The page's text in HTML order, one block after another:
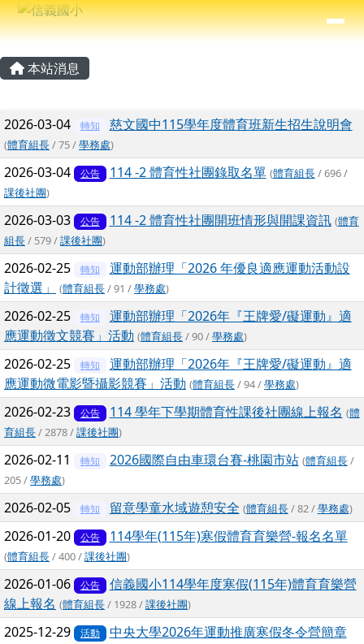
跳至主內容區
信義國小
⏸
導覽列
主內容區域
本站消息
文章列表
2026-03-04 轉知 慈文國中115學年度體育班新生招生說明會
(體育組長/ 75 /學務處)
2026-03-04 公告 114 -2 體育性社團錄取名單 (體育組長/ 696 /
課後社團)
2026-03-03 公告 114 -2 體育性社團開班情形與開課資訊 (體育
組長/ 579 /課後社團)
2026-02-25 轉知
運動部辦理「2026 年優良適應運動活動設
計徵選」
(體育組長/ 91 /學務處)
2026-02-25 轉知
運動部辦理「2026年『王牌愛/礙運動』適
應運動徵文競賽」活動 (體育組長/ 90 /學務處)
2026-02-25 轉知
運動部辦理「2026年『王牌愛/礙運動』適
應運動微電影暨攝影競賽」活動 (體育組長/ 94 /學務處)
2026-02-23 公告 114 學年下學期體育性課後社團線上報名 (體
育組長/ 2878 /課後社團)
2026-02-11 轉知 2026國際自由車環台賽-桃園市站 (體育組長/
205 /學務處)
2026-02-05 轉知 留意學童水域遊憩安全 (體育組長/ 82 /學務處)
2026-01-20 公告 114學年(115年)寒假體育育樂營-報名名單
(體育組長/ 400 /課後社團)
2026-01-06 公告
信義國小114學年度寒假(115年)體育育樂營
線上報名 (體育組長/ 1928 /課後社團)
2025-12-29 活動 中央大學2026年運動推廣寒假冬令營簡章
頁尾區域